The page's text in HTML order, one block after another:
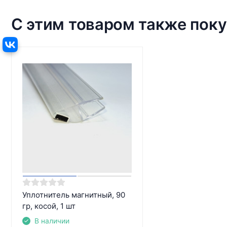
С этим товаром также
Уплотнитель магнитный, 90
гр, косой, 1 шт
В наличии